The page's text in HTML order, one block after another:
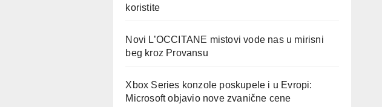
koristite
Novi L’OCCITANE mistovi vode nas u mirisni
beg kroz Provansu
Xbox Series konzole poskupele i u Evropi:
Microsoft objavio nove zvanične cene